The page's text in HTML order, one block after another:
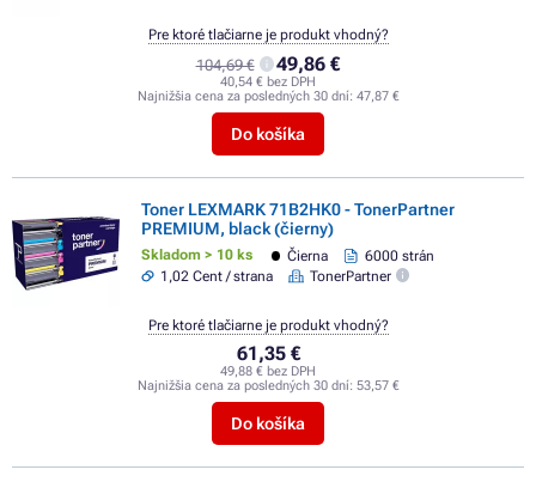
104,69 € 49,86 €
40,54 € bez DPH
Najnižšia cena za posledných 30 dní: 47,87 €
Do košíka
Pre ktoré tlačiarne je produkt vhodný?
Toner LEXMARK 71B2HK0 - TonerPartner
PREMIUM, black (čierny)
Skladom > 10 ks Čierna
6000 strán
1,02 Cent / strana
TonerPartner
61,35 €
49,88 € bez DPH
Najnižšia cena za posledných 30 dní: 53,57 €
Do košíka
Pre ktoré tlačiarne je produkt vhodný?